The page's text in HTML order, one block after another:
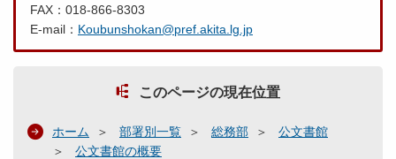
FAX：018-866-8303
E-mail： Koubunshokan@pref.akita.lg.jp
このページの現在位置
ホーム 部署別一覧 総務部
公文書館
公文書館の概要